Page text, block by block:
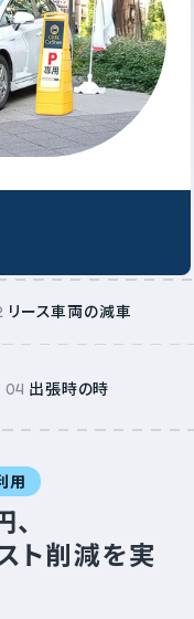
リース車両の減車
出張時の時
用
ト削減を実